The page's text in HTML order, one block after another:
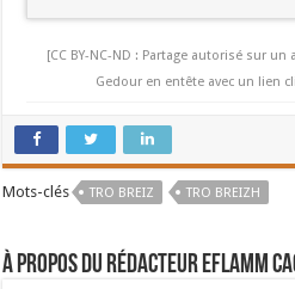
[CC BY-NC-ND : Partage autorisé sur
Gedour en entête avec un lien
Mots-clés TRO BREIZ TRO BREIZH
À propos du rédacteur Eflamm